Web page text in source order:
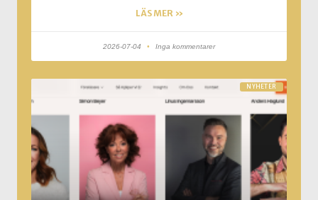
LÄS MER »
2026-07-04 Inga kommentarer
NYHETER